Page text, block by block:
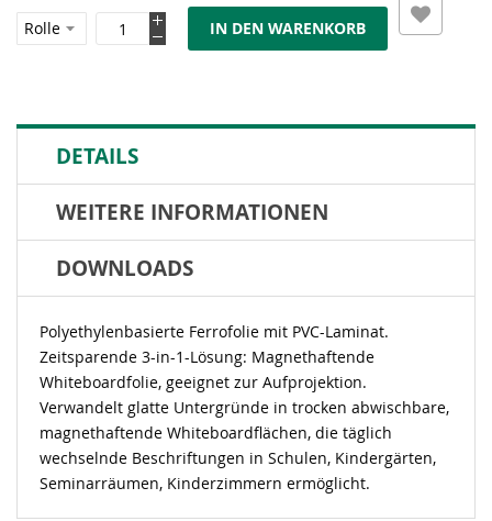
IN DEN WARENKORB
DETAILS
WEITERE INFORMATIONEN
DOWNLOADS
Polyethylenbasierte Ferrofolie mit PVC-Laminat.
Zeitsparende 3-in-1-Lösung: Magnethaftende
Whiteboardfolie, geeignet zur Aufprojektion.
Verwandelt glatte Untergründe in trocken abwischbare,
magnethaftende Whiteboardflächen, die täglich
wechselnde Beschriftungen in Schulen, Kindergärten,
Seminarräumen, Kinderzimmern ermöglicht.